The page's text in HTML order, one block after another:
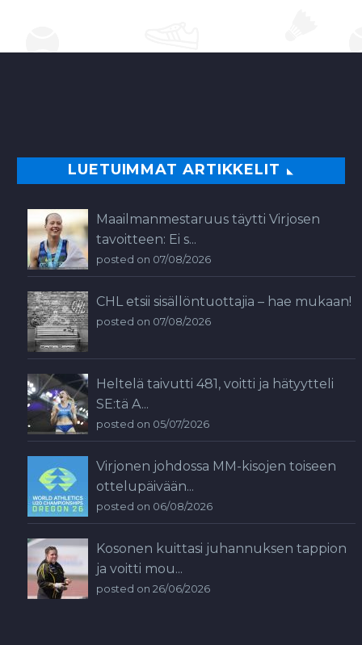
LUETUIMMAT ARTIKKELIT
Maailmanmestaruus täytti Virjosen
tavoitteen: Ei s...
posted on 07/08/2026
CHL etsii sisällöntuottajia – hae mukaan!
posted on 07/08/2026
Heltelä taivutti 481, voitti ja hätyytteli
SE:tä A...
posted on 05/07/2026
Virjonen johdossa MM-kisojen toiseen
ottelupäivään...
posted on 06/08/2026
Kosonen kuittasi juhannuksen tappion
ja voitti mou...
posted on 26/06/2026